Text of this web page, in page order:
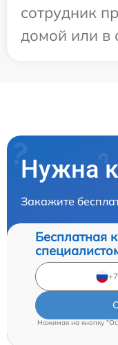
сотрудник
домой или в
Нужна
Закажите
Бесплатная
Нажимая на кнопку